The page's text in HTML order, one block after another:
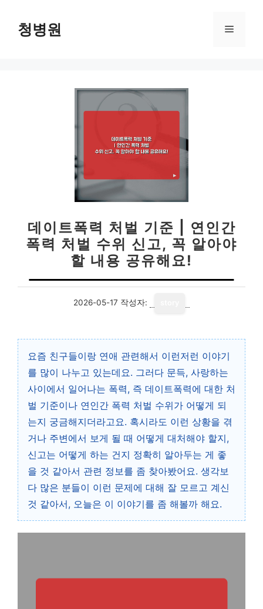
청병원 메
데이트폭력 처벌 기준 | 연인간
폭력 처벌 수위 신고, 꼭 알아야
할 내용 공유해요!
2026-05-17 작성자:
요즘 친구들이랑 연애 관련해서 이런저런 이야기
를 많이 나누고 있는데요. 그러다 문득, 사랑하는
사이에서 일어나는 폭력, 즉 데이트폭력에 대한 처
벌 기준이나 연인간 폭력 처벌 수위가 어떻게 되
는지 궁금해지더라고요. 혹시라도 이런 상황을 겪
거나 주변에서 보게 될 때 어떻게 대처해야 할지,
신고는 어떻게 하는 건지 정확히 알아두는 게 좋
을 것 같아서 관련 정보를 좀 찾아봤어요. 생각보
다 많은 분들이 이런 문제에 대해 잘 모르고 계신
것 같아서, 오늘은 이 이야기를 좀 해볼까 해요.